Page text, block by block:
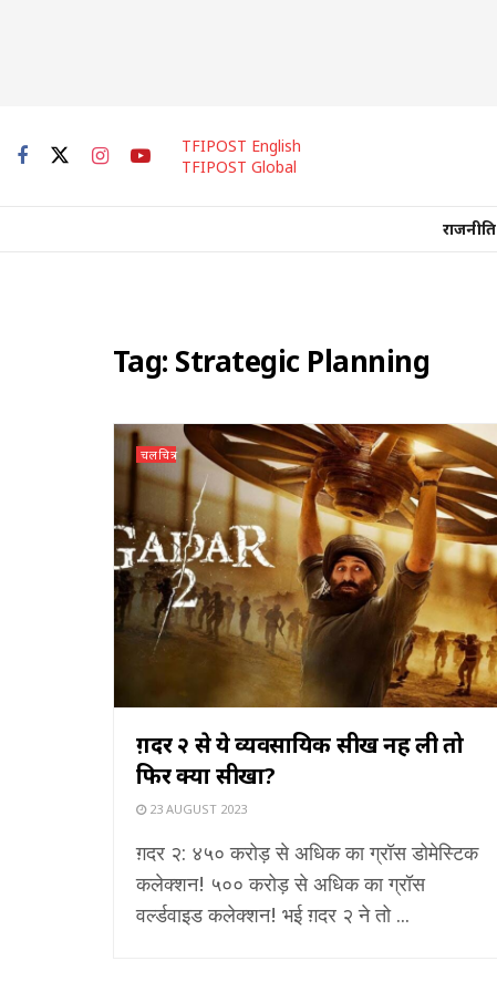
TFIPOST English
TFIPOST Global
राजनीति
Tag: Strategic Planning
चलचित्र
ग़दर २ से ये व्यवसायिक सीख नहीं ली तो
फिर क्या सीखा?
23 AUGUST 2023
ग़दर २: ४५० करोड़ से अधिक का ग्रॉस डोमेस्टिक
कलेक्शन! ५०० करोड़ से अधिक का ग्रॉस
वर्ल्डवाइड कलेक्शन! भई ग़दर २ ने तो ...